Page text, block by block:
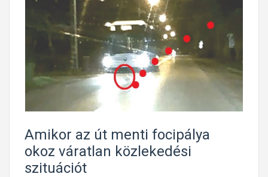
Amikor az út menti focipálya
okoz váratlan közlekedési
szituációt